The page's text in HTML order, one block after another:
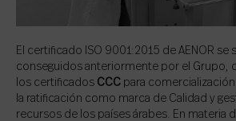
El certificado ISO 9001:2015 de AENOR se
conseguidos anteriormente por el Grupo,
los certificados CCC para comercialización
la ratificación como marca de Calidad y
recursos de los países árabes. En materia